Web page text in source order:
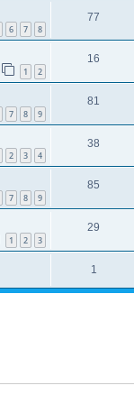
6 7 8
77
1 2
16
7 8 9
81
2 3 4
38
7 8 9
85
1 2 3
29
1